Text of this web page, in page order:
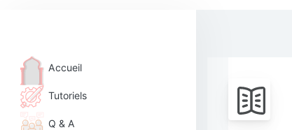
Accueil
Tutoriels
Q & A